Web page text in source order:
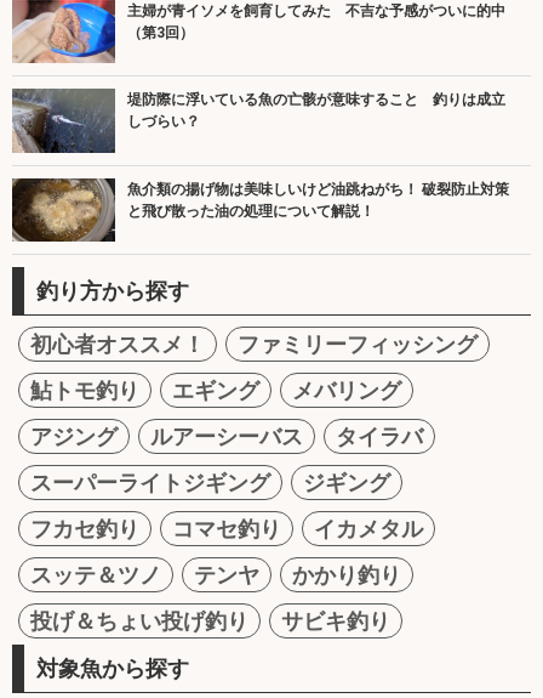
主婦が青イソメを飼育してみた 不吉な予感がついに的中
（第3回）
堤防際に浮いている魚の亡骸が意味すること 釣りは成立
しづらい？
魚介類の揚げ物は美味しいけど油跳ねがち！ 破裂防止対策
と飛び散った油の処理について解説！
釣り方から探す
初心者オススメ！
ファミリーフィッシング
鮎トモ釣り
エギング
メバリング
アジング
ルアーシーバス
タイラバ
スーパーライトジギング
ジギング
フカセ釣り
コマセ釣り
イカメタル
スッテ＆ツノ
テンヤ
かかり釣り
投げ＆ちょい投げ釣り
サビキ釣り
対象魚から探す